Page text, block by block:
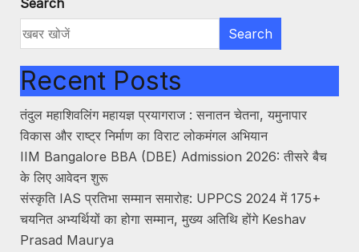
Search
Search
Recent Posts
तंदुल महाशिवलिंग महायज्ञ प्रयागराज : सनातन चेतना, यमुनापार
विकास और राष्ट्र निर्माण का विराट लोकमंगल अभियान
IIM Bangalore BBA (DBE) Admission 2026: तीसरे बैच
के लिए आवेदन शुरू
संस्कृति IAS प्रतिभा सम्मान समारोह: UPPCS 2024 में 175+
चयनित अभ्यर्थियों का होगा सम्मान, मुख्य अतिथि होंगे Keshav
Prasad Maurya